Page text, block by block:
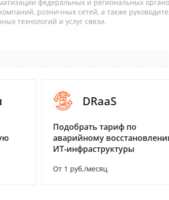
федеральных и региональных
розничных сетей, а также
технологий и услуг связи.
DRaaS
Подобрать тариф по
аварийному
ИТ-инфраструктуры
От 1 руб./месяц